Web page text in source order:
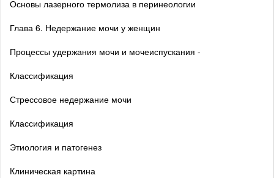
Основы лазерного термолиза в перинеологии
Глава 6. Недержание мочи у женщин
Процессы удержания мочи и мочеиспускания -
Классификация
Стрессовое недержание мочи
Классификация
Этиология и патогенез
Клиническая картина